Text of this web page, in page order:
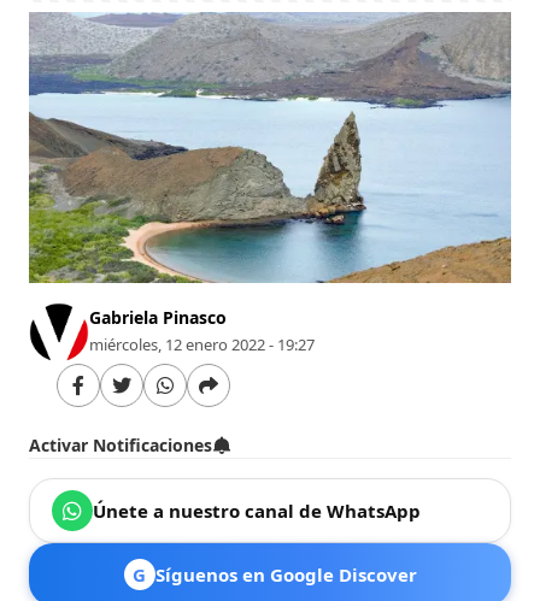
Gabriela Pinasco
miércoles, 12 enero 2022 - 19:27
Activar Notificaciones
Únete a nuestro canal de WhatsApp
G Síguenos en Google Discover